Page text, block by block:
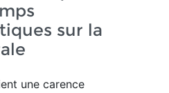
sur la
une carence